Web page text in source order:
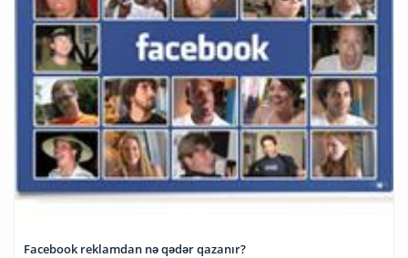
Facebook reklamdan nə qədər qazanır?